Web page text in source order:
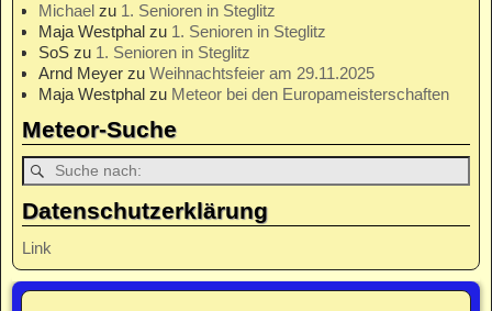
Michael zu 1. Senioren in Steglitz
Maja Westphal zu 1. Senioren in Steglitz
SoS zu 1. Senioren in Steglitz
Arnd Meyer zu Weihnachtsfeier am 29.11.2025
Maja Westphal zu Meteor bei den Europameisterschaften
Meteor-Suche
Datenschutzerklärung
Link